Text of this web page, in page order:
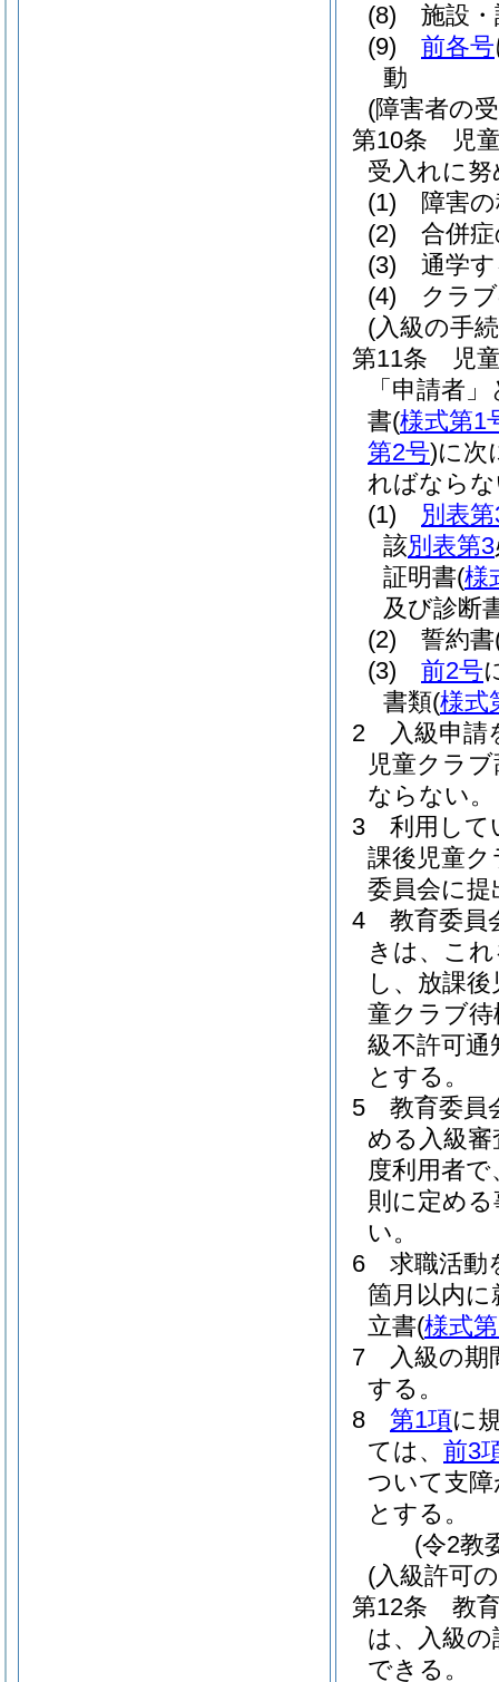
(8)
施設
(9)
前各号
動
(障害者の
第10条
児
受入れに
(1)
障害
(2)
合併
(3)
通学
(4)
クラ
(入級の手
第11条
児
「申請者
書(様式第1
第2号)に次
ればなら
(1)
別表
該別表第3
証明書(様
及び診断
(2)
誓約書
(3)
前2号
書類(様式
2
入級申請
児童クラ
ならない。
3
利用して
課後児童
委員会に
4
教育委員
きは、こ
し、放課
童クラブ
級不許可通
とする。
5
教育委員
める入級
度利用者
則に定め
い。
6
求職活動
箇月以内
立書(様式
7
入級の
する。
8
第1項に
ては、 前3
ついて支
とする。
(令2教
(入級許可
第12条
教
は、入級
できる。